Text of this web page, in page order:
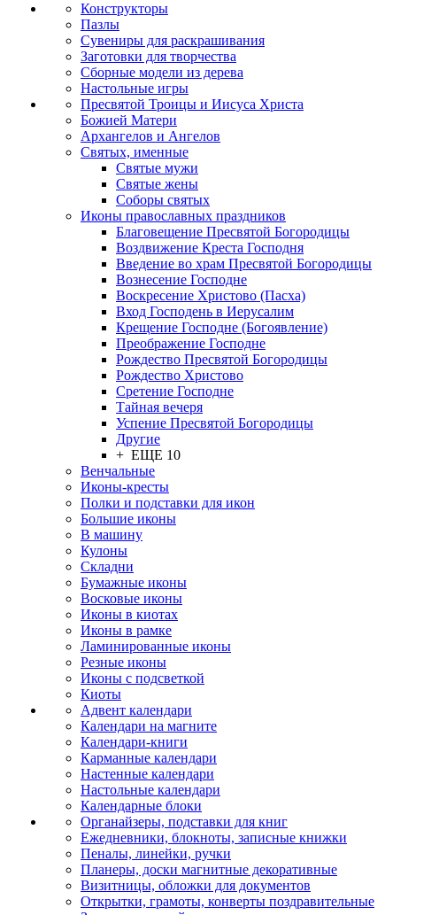
Конструкторы
Пазлы
Сувениры для раскрашивания
Заготовки для творчества
Сборные модели из дерева
Настольные игры
Пресвятой Троицы и Иисуса Христа
Божией Матери
Архангелов и Ангелов
Святых, именные
Святые мужи
Святые жены
Соборы святых
Иконы православных праздников
Благовещение Пресвятой Богородицы
Воздвижение Креста Господня
Введение во храм Пресвятой Богородицы
Вознесение Господне
Воскресение Христово (Пасха)
Вход Господень в Иерусалим
Крещение Господне (Богоявление)
Преображение Господне
Рождество Пресвятой Богородицы
Рождество Христово
Сретение Господне
Тайная вечеря
Успение Пресвятой Богородицы
Другие
+ ЕЩЕ 10
Венчальные
Иконы-кресты
Полки и подставки для икон
Большие иконы
В машину
Кулоны
Складни
Бумажные иконы
Восковые иконы
Иконы в киотах
Иконы в рамке
Ламинированные иконы
Резные иконы
Иконы с подсветкой
Киоты
Адвент календари
Календари на магните
Календари-книги
Карманные календари
Настенные календари
Настольные календари
Календарные блоки
Органайзеры, подставки для книг
Ежедневники, блокноты, записные книжки
Пеналы, линейки, ручки
Планеры, доски магнитные декоративные
Визитницы, обложки для документов
Открытки, грамоты, конверты поздравительные